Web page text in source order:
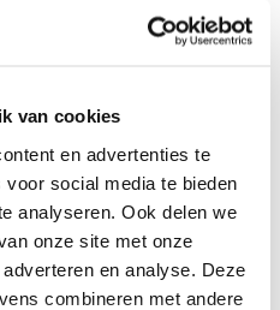
van cookies
en advertenties te
social media te bieden
analyseren. Ook delen we
onze site met onze
en analyse. Deze
combineren met andere